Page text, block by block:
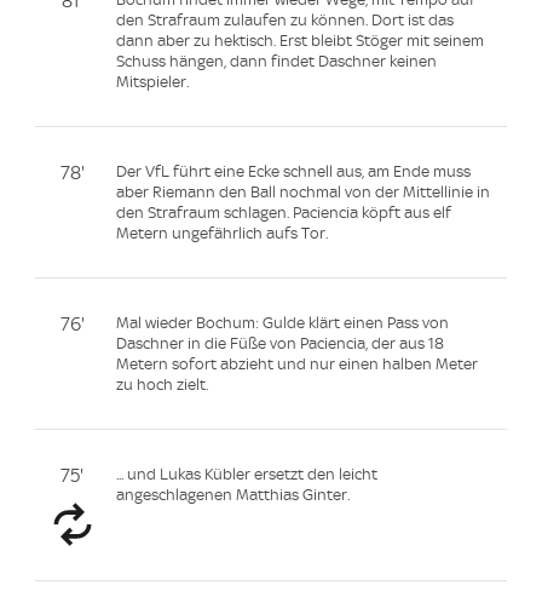
den Strafraum zulaufen zu können. Dort ist das
dann aber zu hektisch. Erst bleibt Stöger mit seinem
Schuss hängen, dann findet Daschner keinen
Mitspieler.
78'
Der VfL führt eine Ecke schnell aus, am Ende muss
aber Riemann den Ball nochmal von der Mittellinie in
den Strafraum schlagen. Paciencia köpft aus elf
Metern ungefährlich aufs Tor.
76'
Mal wieder Bochum: Gulde klärt einen Pass von
Daschner in die Füße von Paciencia, der aus 18
Metern sofort abzieht und nur einen halben Meter
zu hoch zielt.
75'
... und Lukas Kübler ersetzt den leicht
angeschlagenen Matthias Ginter.